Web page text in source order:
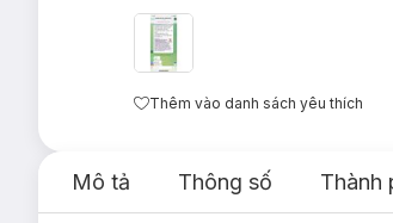
Thêm vào danh sách yêu thích
Mô tả Thông số Thành